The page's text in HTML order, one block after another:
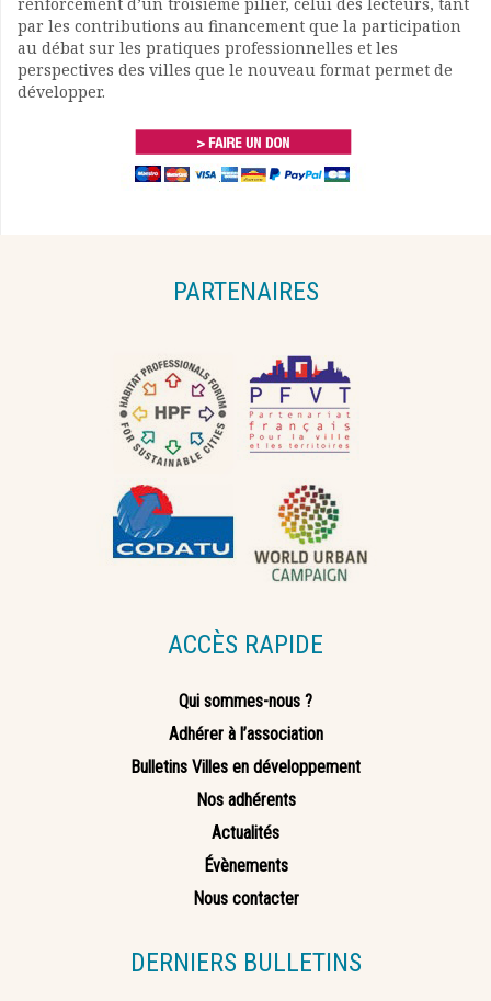
par les contributions au financement que la participation
au débat sur les pratiques professionnelles et les
perspectives des villes que le nouveau format permet de
développer.
PARTENAIRES
ACCÈS RAPIDE
Qui sommes-nous ?
Adhérer à l’association
Bulletins Villes en développement
Nos adhérents
Actualités
Évènements
Nous contacter
DERNIERS BULLETINS